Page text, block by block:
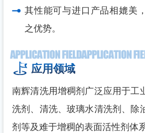
其性能可与进口产品相媲美
之优势。
应用领域
南辉清洗用增稠剂广泛应用于工
洗剂、清洗、玻璃水清洗剂、除
剂等及难于增稠的表面活性剂体系